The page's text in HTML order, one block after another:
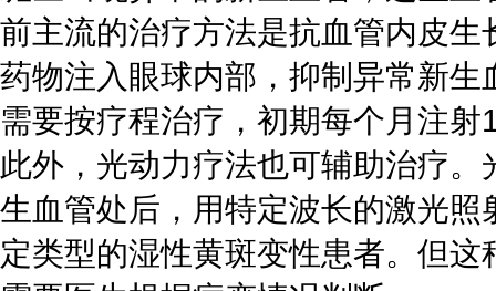
前主流的治疗方法是抗血管内皮
药物注入眼球内部，抑制异常新
需要按疗程治疗，初期每个月注
此外，光动力疗法也可辅助治疗
生血管处后，用特定波长的激光
定类型的湿性黄斑变性患者。但